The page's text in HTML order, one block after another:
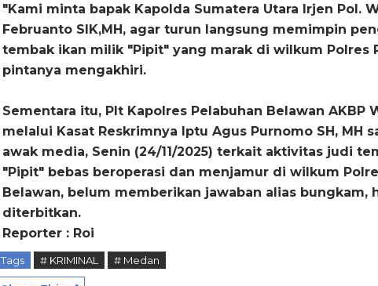
"Kami minta bapak Kapolda Sumatera Utara Irjen Pol.
Februanto SIK,MH, agar turun langsung memimpin
tembak ikan milik "Pipit" yang marak di wilkum Polres
pintanya mengakhiri.
Sementara itu, Plt Kapolres Pelabuhan Belawan AKBP
melalui Kasat Reskrimnya Iptu Agus Purnomo SH, MH
awak media, Senin (24/11/2025) terkait aktivitas judi
"Pipit" bebas beroperasi dan menjamur di wilkum
Belawan, belum memberikan jawaban alias bungkam,
diterbitkan.
Reporter : Roi
Tags # KRIMINAL # Medan